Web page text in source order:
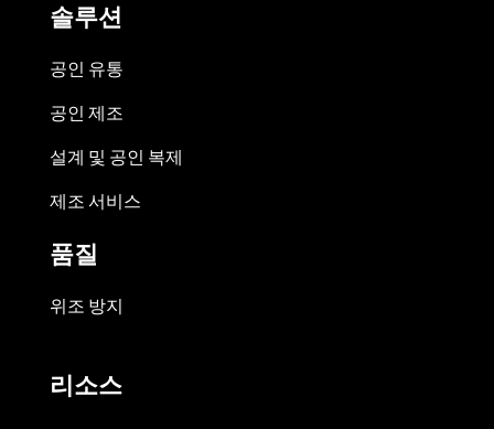
솔루션
공인 유통
공인 제조
설계 및 공인 복제
제조 서비스
품질
위조 방지
리소스